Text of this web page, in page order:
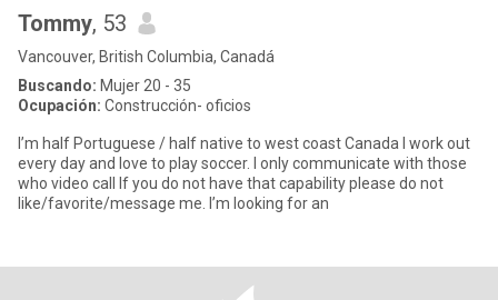
Tommy, 53
Vancouver, British Columbia, Canadá
Buscando: Mujer 20 - 35
Ocupación: Construcción- oficios
I’m half Portuguese / half native to west coast Canada I work out
every day and love to play soccer. I only communicate with those
who video call If you do not have that capability please do not
like/favorite/message me. I’m looking for an